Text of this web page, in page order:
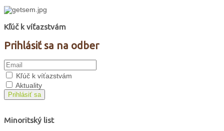
Kľúč k víťazstvám
Prihlásiť sa na odber
Kľúč k víťazstvám
Aktuality
Prihlásiť sa
Minoritský list